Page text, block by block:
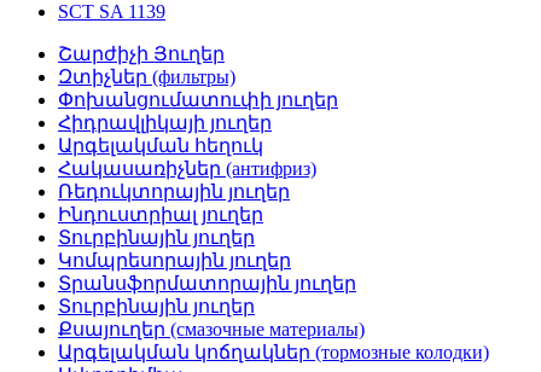
SCT SA 1139
Շարժիչի Յուղեր
Զտիչներ (фильтры)
Փոխանցումատուփի յուղեր
Հիդրավլիկայի յուղեր
Արգելակման հեղուկ
Հակասառիչներ (антифриз)
Ռեդուկտորային յուղեր
Ինդուստրիալ յուղեր
Տուրբինային յուղեր
Կոմպրեսորային յուղեր
Տրանսֆորմատորային յուղեր
Տուրբինային յուղեր
Քսայուղեր (смазочные материалы)
Արգելակման կոճղակներ (тормозные колодки)